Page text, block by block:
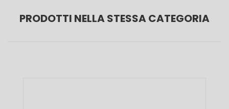
PRODOTTI NELLA STESSA CATEGORIA